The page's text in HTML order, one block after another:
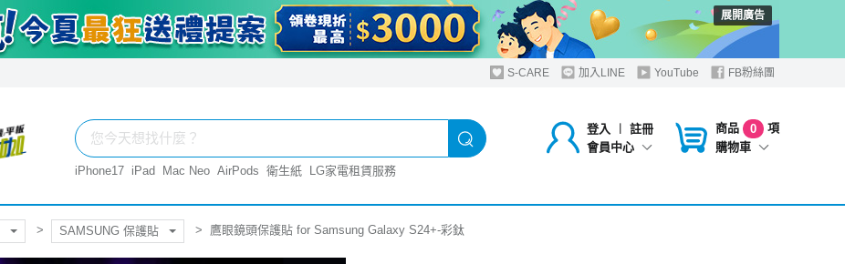
展開廣告
S-CARE 加入LINE YouTube FB粉絲團
登入 ︱
註冊
會員中心
商品 0
項
購物車
iPhone17 iPad Mac Neo AirPods 衛生紙 LG家電租賃服務
SAMSUNG 保護貼 鷹眼鏡頭保護貼 for Samsung Galaxy S24+-彩鈦